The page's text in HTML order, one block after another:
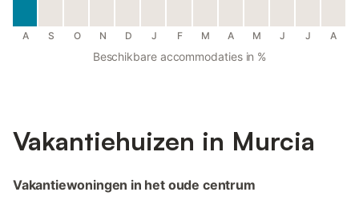
A S O N D J F M A M J J A
Beschikbare accommodaties in %
Vakantiehuizen in Murcia
Vakantiewoningen in het oude centrum